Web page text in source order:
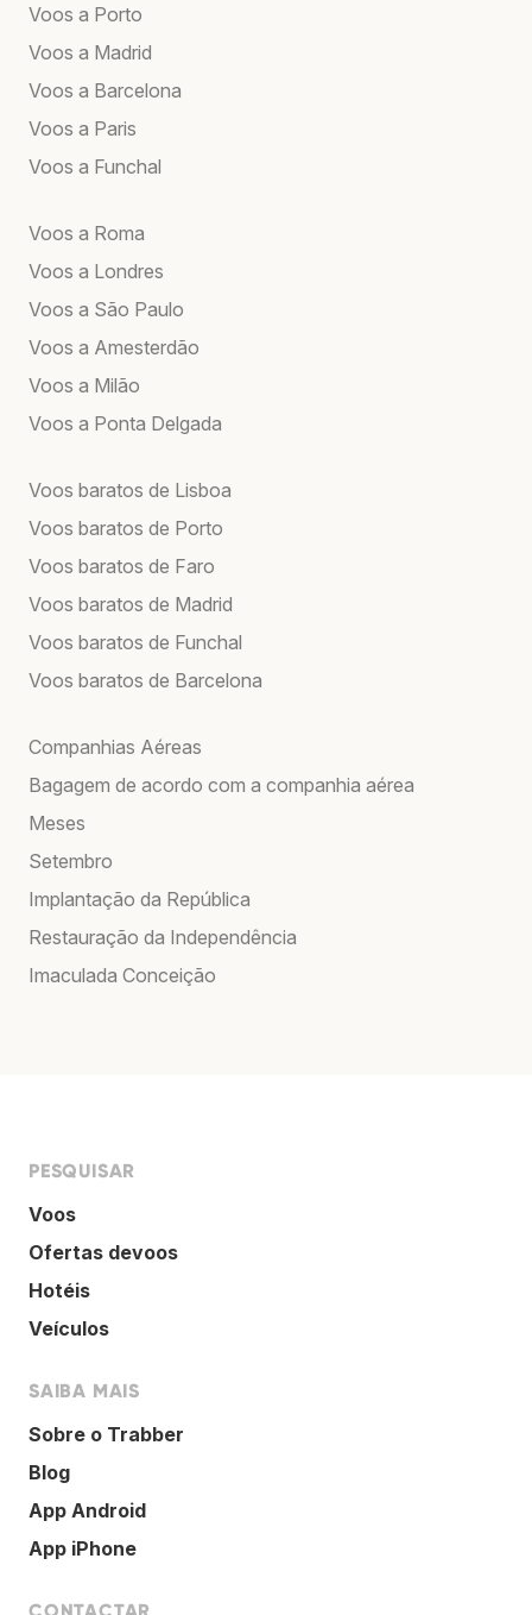
Voos a Porto
Voos a Madrid
Voos a Barcelona
Voos a Paris
Voos a Funchal
Voos a Roma
Voos a Londres
Voos a São Paulo
Voos a Amesterdão
Voos a Milão
Voos a Ponta Delgada
Voos baratos de Lisboa
Voos baratos de Porto
Voos baratos de Faro
Voos baratos de Madrid
Voos baratos de Funchal
Voos baratos de Barcelona
Companhias Aéreas
Bagagem de acordo com a companhia aérea
Meses
Setembro
Implantação da República
Restauração da Independência
Imaculada Conceição
PESQUISAR
Voos
Ofertas devoos
Hotéis
Veículos
SAIBA MAIS
Sobre o Trabber
Blog
App Android
App iPhone